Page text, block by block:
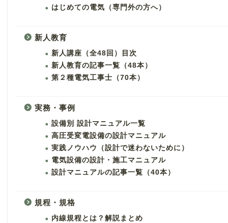
はじめての電気（専門外の方へ）
新人教育
新人講座（全48回）目次
新人教育の記事一覧（48本）
第２種電気工事士（70本）
実務・事例
設備別 設計マニュアル一覧
高圧受変電設備の設計マニュアル
実践ノウハウ（設計で迷わないために）
電気設備の設計・施工マニュアル
設計マニュアルの記事一覧（40本）
規程・規格
内線規程とは？解説まとめ